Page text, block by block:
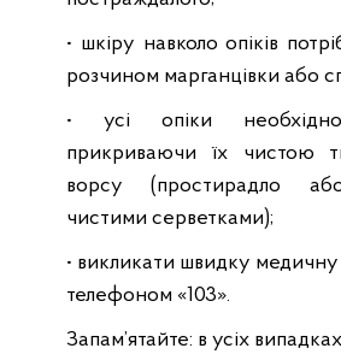
• шкіру навколо опіків
розчином марганцівки або
• усі опіки
прикриваючи їх чистою
ворсу (простирадло
чистими серветками);
• викликати швидку
телефоном «103».
Запам’ятайте: в усіх